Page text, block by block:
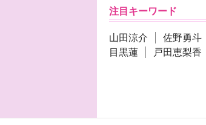
注目キーワード
山田涼介 佐野勇斗
目黒蓮
戸田恵梨香